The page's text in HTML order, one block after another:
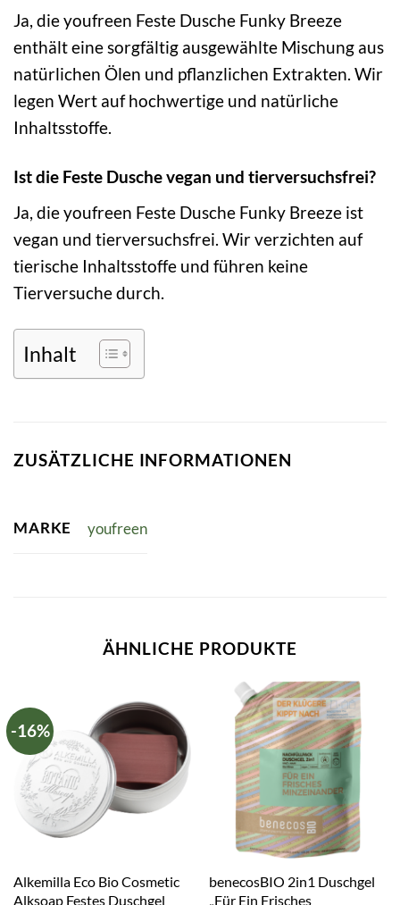
Ja, die youfreen Feste Dusche Funky Breeze
enthält eine sorgfältig ausgewählte Mischung aus
natürlichen Ölen und pflanzlichen Extrakten. Wir
legen Wert auf hochwertige und natürliche
Inhaltsstoffe.
Ist die Feste Dusche vegan und tierversuchsfrei?
Ja, die youfreen Feste Dusche Funky Breeze ist
vegan und tierversuchsfrei. Wir verzichten auf
tierische Inhaltsstoffe und führen keine
Tierversuche durch.
Inhalt
ZUSÄTZLICHE INFORMATIONEN
MARKE youfreen
ÄHNLICHE PRODUKTE
-16%
Alkemilla Eco Bio Cosmetic
Alksoap Festes Duschgel
benecosBIO 2in1 Duschgel
„Für Ein Frisches